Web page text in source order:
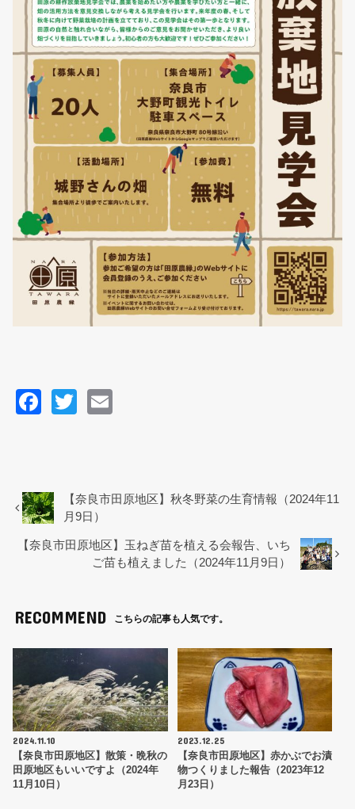
F
b
o
o
T
【奈良市田原地区】秋冬野菜の生育情報（2024年11
月9日）
【奈良市田原地区】玉ねぎ苗を植える会報告、いち
ご苗も植えました（2024年11月9日）
RECOMMEND こちらの記事も人気です。
2024.11.10
【奈良市田原地区】散策・晩秋の
田原地区もいいですよ（2024年
11月10日）
2023.12.25
【奈良市田原地区】赤かぶでお漬
物つくりました報告（2023年12
月23日）